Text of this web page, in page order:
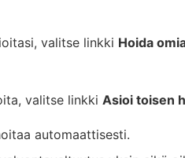
valitse linkki Hoida
valitse linkkiAsioi toisen
automaattisesti.